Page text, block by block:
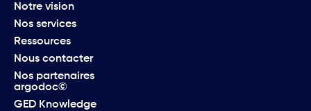
Notre vision
Nos services
Ressources
Nous contacter
Nos partenaires
argodoc©
GED Knowledge